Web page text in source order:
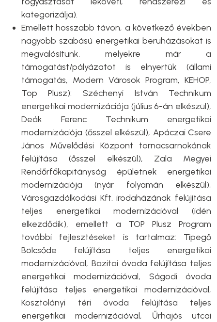
kategorizálja).
Emellett hosszabb távon, a következő években
nagyobb szabású energetikai beruházásokat is
megvalósítunk, melyekre már a
támogatást/pályázatot is elnyertük (állami
támogatás, Modern Városok Program, KEHOP,
Top Plusz): Széchenyi István Technikum
energetikai modernizációja (július 6-án elkészül),
Deák Ferenc Technikum energetikai
modernizációja (ősszel elkészül), Apáczai Csere
János Művelődési Központ tornacsarnokának
felújítása (ősszel elkészül), Zala Megyei
Rendőrfőkapitányság épületnek energetikai
modernizációja (nyár folyamán elkészül),
Városgazdálkodási Kft. irodaházának felújítása
teljes energetikai modernizációval (idén
elkezdődik), emellett a TOP Plusz Program
további fejlesztéseket is tartalmaz: Tipegő
Bölcsőde felújítása teljes energetikai
modernizációval, Bazitai óvoda felújítása teljes
energetikai modernizációval, Ságodi óvoda
felújítása teljes energetikai modernizációval,
Kosztolányi téri óvoda felújítása teljes
energetikai modernizációval, Űrhajós utcai